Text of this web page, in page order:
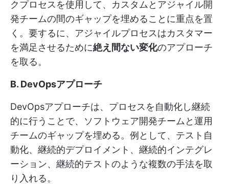
クプロセスを使用して、カスタムとアジャイル開
発チームの間のギャップを埋めることに重点を置
く。要するに、アジャイルプロセスはカスタマー
を満足させるために絶え間ない変化のアプローチ
を取る。
B. DevOpsアプローチ
DevOpsアプローチは、プロセスを自動化し継続
的に行うことで、ソフトウェア開発チームと運用
チームのギャップを埋める。例として、テスト自
動化、継続的デプロイメント、継続的インテグレ
ーション、継続的テストのような複数の手法を取
り入れる。